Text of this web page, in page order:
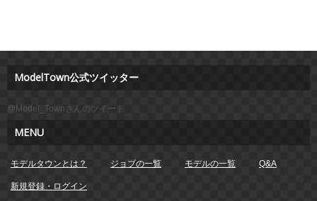
ModelTown公式ツイッター
@Model_Townさんのツイート
MENU
モデルタウンとは？ ジョブの一覧 モデルの一覧 Q&A
新規登録・ログイン